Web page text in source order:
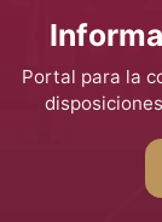
Portal para la